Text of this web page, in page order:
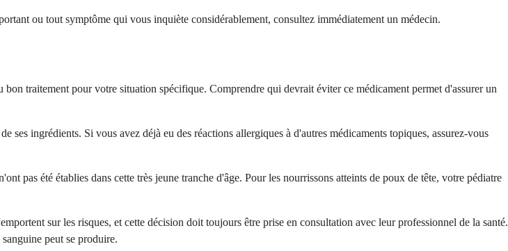
ou tout symptôme qui vous inquiète considérablement, consultez immédiatement un médecin.
traitement pour votre situation spécifique. Comprendre qui devrait éviter ce médicament permet d'assurer un
ingrédients. Si vous avez déjà eu des réactions allergiques à d'autres médicaments topiques, assurez-vous
pas été établies dans cette très jeune tranche d'âge. Pour les nourrissons atteints de poux de tête, votre pédiatre
sur les risques, et cette décision doit toujours être prise en consultation avec leur professionnel de la santé.
peut se produire.